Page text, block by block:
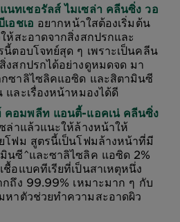
นทเชอรัลส์ ไมเซล่า คลีนซิ่ง วอ
อชเอ อยากหน้าใสต้องเริ่มต้น
ห้สะอาดจากสิ่งสกปรกและ
นี้ตอบโจทย์สุด ๆ เพราะเป็นคลีน
งสกปรกได้อย่างดูหมดจด มา
ซาลิไซลิคแอซิด และสิตามินซี
และเรื่องหน้าหมองได้ดี
คอมพลีท แอนตี้-แอคเน่ คลีนซิ่ง
ล่าแล้วแนะให้ล้างหน้าให้
โฟม สูตรนี้เป็นโฟมล้างหน้าที่มี
นซี^และซาลิไซลิค แอซิด 2%
อแบคทีเรียที่เป็นสาเหตุหนึ่ง
กถึง 99.99% เหมาะมาก ๆ กับ
หาตัวช่วยทำความสะอาดผิว